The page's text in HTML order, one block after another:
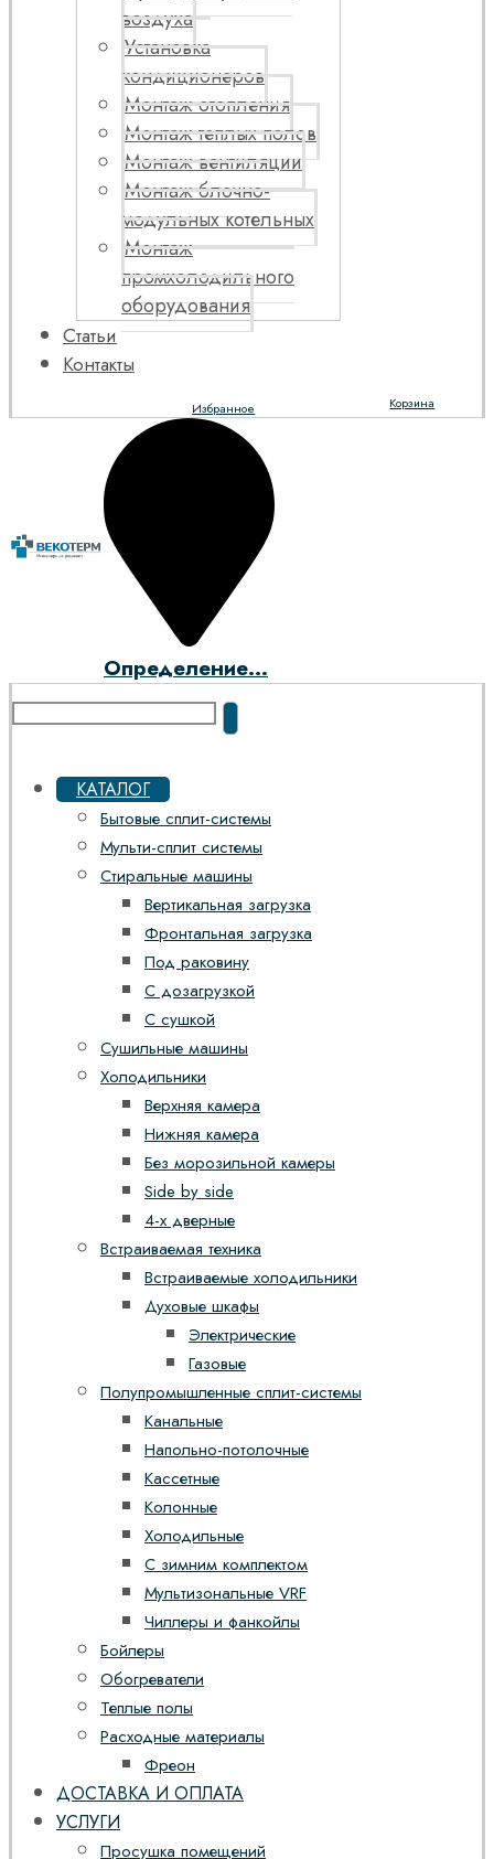
воздуха
Установка
кондиционеров
Монтаж отопления
Монтаж теплых полов
Монтаж вентиляции
Монтаж блочно-
модульных котельных
Монтаж
промхолодильного
оборудования
Статьи
Контакты
Корзина
Избранное
Определение...
КАТАЛОГ
Бытовые сплит-системы
Мульти-сплит системы
Стиральные машины
Вертикальная загрузка
Фронтальная загрузка
Под раковину
С дозагрузкой
С сушкой
Сушильные машины
Холодильники
Верхняя камера
Нижняя камера
Без морозильной камеры
Side by side
4-х дверные
Встраиваемая техника
Встраиваемые холодильники
Духовые шкафы
Электрические
Газовые
Полупромышленные сплит-системы
Канальные
Напольно-потолочные
Кассетные
Колонные
Холодильные
С зимним комплектом
Мультизональные VRF
Чиллеры и фанкойлы
Бойлеры
Обогреватели
Теплые полы
Расходные материалы
Фреон
ДОСТАВКА И ОПЛАТА
УСЛУГИ
Просушка помещений